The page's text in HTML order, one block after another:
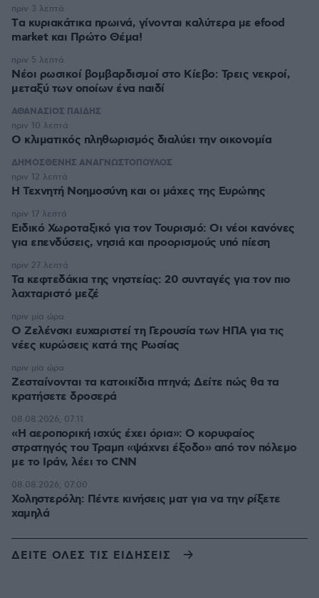
Tα κυριακάτικα πρωινά, γίνονται καλύτερα με efood
market και Πρώτο Θέμα!
πριν 3 λεπτά
Νέοι ρωσικοί βομβαρδισμοί στο Κίεβο: Τρεις νεκροί,
μεταξύ των οποίων ένα παιδί
πριν 5 λεπτά
ΑΘΑΝΑΣΙΟΣ ΠΑΙΔΗΣ
Ο κλιματικός πληθωρισμός διαλύει την οικονομία
πριν 10 λεπτά
ΔΗΜΟΣΘΕΝΗΣ ΑΝΑΓΝΩΣΤΟΠΟΥΛΟΣ
H Τεχνητή Νοημοσύνη και οι μάχες της Ευρώπης
πριν 12 λεπτά
Ειδικό Χωροταξικό για τον Τουρισμό: Οι νέοι κανόνες
για επενδύσεις, νησιά και προορισμούς υπό πίεση
πριν 17 λεπτά
Τα κεφτεδάκια της νηστείας: 20 συνταγές για τον πιο
λαχταριστό μεζέ
πριν 27 λεπτά
Ο Ζελένσκι ευχαριστεί τη Γερουσία των ΗΠΑ για τις
νέες κυρώσεις κατά της Ρωσίας
πριν μία ώρα
Ζεσταίνονται τα κατοικίδια πτηνά; Δείτε πώς θα τα
κρατήσετε δροσερά
πριν μία ώρα
«Η αεροπορική ισχύς έχει όρια»: Ο κορυφαίος
στρατηγός του Τραμπ «ψάχνει έξοδο» από τον πόλεμο
με το Ιράν, λέει το CNN
08.08.2026, 07:11
Χοληστερόλη: Πέντε κινήσεις ματ για να την ρίξετε
χαμηλά
08.08.2026, 07:00
ΔΕΙΤΕ ΟΛΕΣ ΤΙΣ ΕΙΔΗΣΕΙΣ